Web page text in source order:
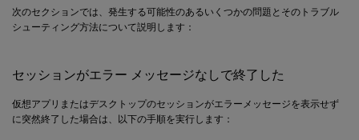
次のセクションでは、発生する可能性のあるいくつかの問題とそのトラブル
シューティング方法について説明します：
セッションがエラー メッセージなしで終了した
仮想アプリまたはデスクトップのセッションがエラーメッセージを表示せず
に突然終了した場合は、以下の手順を実行します：